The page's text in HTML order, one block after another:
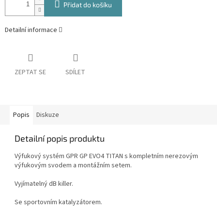
Přidat do košíku
Detailní informace
ZEPTAT SE SDÍLET
Popis Diskuze
Detailní popis produktu
Výfukový systém GPR GP EVO4 TITAN s kompletním nerezovým
výfukovým svodem a montážním setem.
Vyjímatelný dB killer.
Se sportovním katalyzátorem.